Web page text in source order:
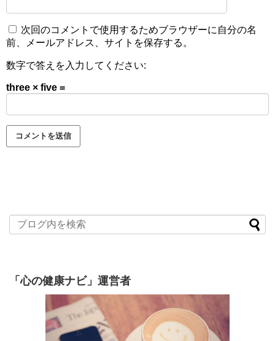
次回のコメントで使用するためブラウザーに自分の名
前、メールアドレス、サイトを保存する。
数字で答えを入力してください:
three × five =
「心の健康ナビ」運営者